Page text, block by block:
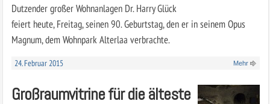
Dutzender großer Wohnanlagen Dr. Harry Glück
feiert heute, Freitag, seinen 90. Geburtstag, den er in seinem Opus
Magnum, dem Wohnpark Alterlaa verbrachte.
24. Februar 2015 Mehr
Großraumvitrine für die älteste